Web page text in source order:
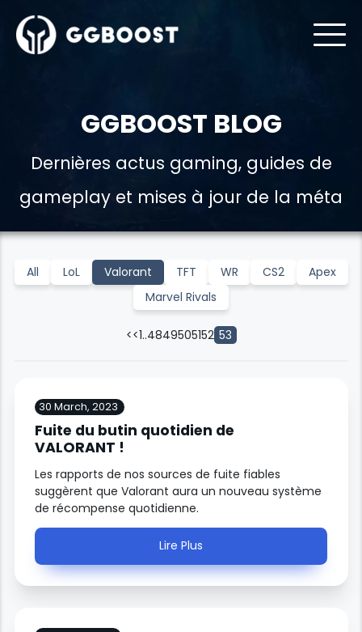
GGBOOST BLOG
Dernières actus gaming, guides de
gameplay et mises à jour de la méta
All LoL Valorant TFT WR CS2
Apex
Marvel Rivals
<<1..4849505152 53
30 March, 2023
Fuite du butin quotidien de
VALORANT !
Les rapports de nos sources de fuite fiables
suggèrent que Valorant aura un nouveau système
de récompense quotidienne.
Lire Plus